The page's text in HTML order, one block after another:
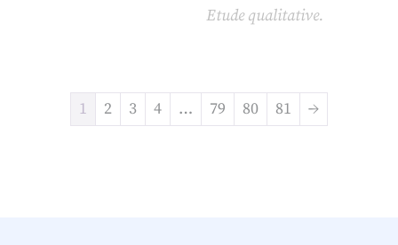
Etude qualitative.
1 2 3 4 … 79 80 81 →